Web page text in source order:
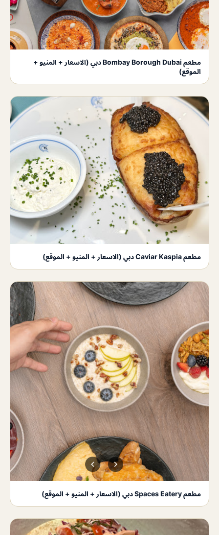
مطعم Bombay Borough Dubai دبي (الاسعار + المنيو +
الموقع)
مطعم Caviar Kaspia دبي (الاسعار + المنيو + الموقع)
مطعم Spaces Eatery دبي (الاسعار + المنيو + الموقع)